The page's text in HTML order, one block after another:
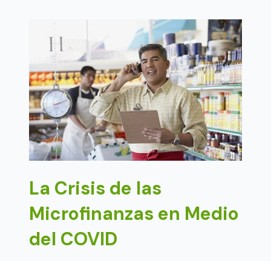
La Crisis de las
Microfinanzas en Medio
del COVID